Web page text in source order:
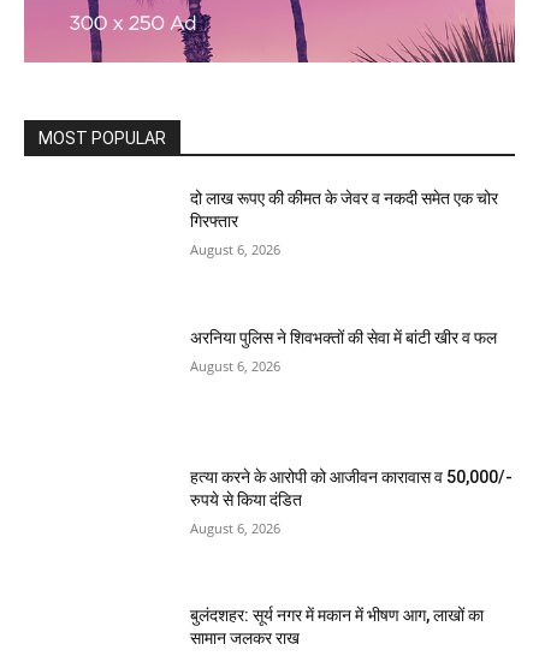
MOST POPULAR
दो लाख रूपए की कीमत के जेवर व नकदी समेत एक चोर
गिरफ्तार
August 6, 2026
अरनिया पुलिस ने शिवभक्तों की सेवा में बांटी खीर व फल
August 6, 2026
हत्या करने के आरोपी को आजीवन कारावास व 50,000/-
रुपये से किया दंडित
August 6, 2026
बुलंदशहर: सूर्य नगर में मकान में भीषण आग, लाखों का
सामान जलकर राख